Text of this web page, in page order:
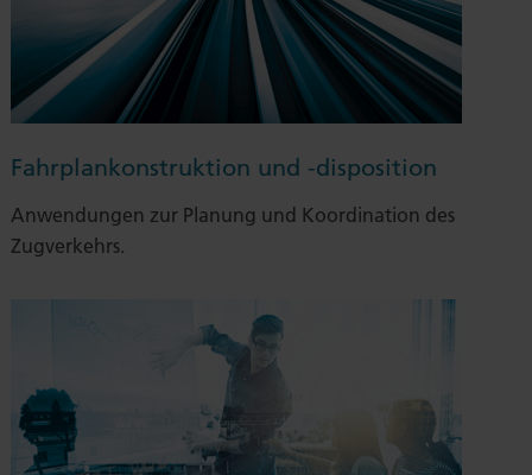
Fahrplankonstruktion und -disposition
Anwendungen zur Planung und Koordination des
Zugverkehrs.